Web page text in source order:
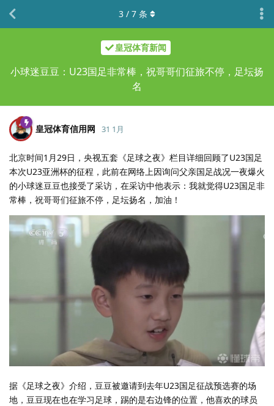
皇冠体育新闻
小球迷豆豆：U23国足非常棒，祝哥哥们征旅不停，足坛扬
名
3 / 7 条
皇冠体育信用网 31 1月
北京时间1月29日，央视五套《足球之夜》栏目详细回顾了U23国足
本次U23亚洲杯的征程，此前在网络上因询问父亲国足战况一夜爆火
的小球迷豆豆也接受了采访，在采访中他表示：我就觉得U23国足非
常棒，祝哥哥们征旅不停，足坛扬名，加油！
据《足球之夜》介绍，豆豆被邀请到去年U23国足征战预选赛的场
地，豆豆现在也在学习足球，踢的是右边锋的位置，他喜欢的球员